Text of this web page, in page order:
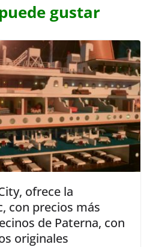
gustar
ofrece la
con precios más
de Paterna, con
originales